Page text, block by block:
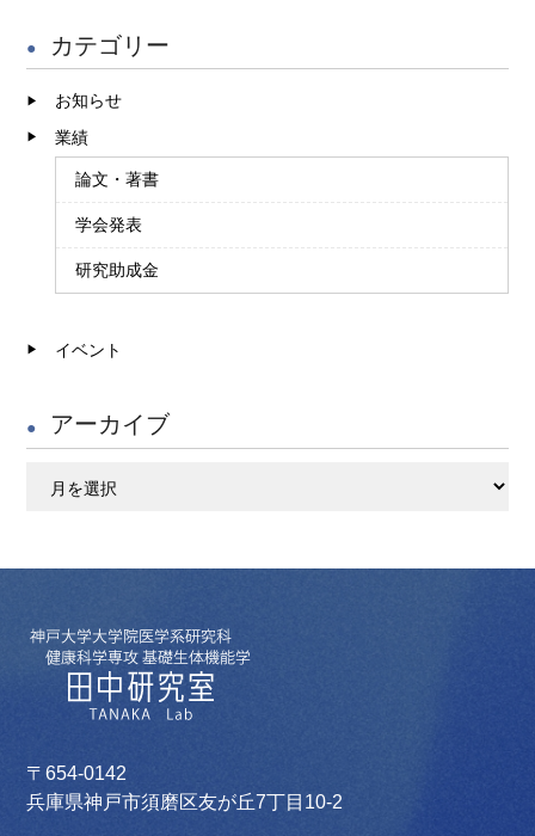
カテゴリー
お知らせ
業績
論文・著書
学会発表
研究助成金
イベント
アーカイブ
〒654-0142
兵庫県神戸市須磨区友が丘7丁目10-2